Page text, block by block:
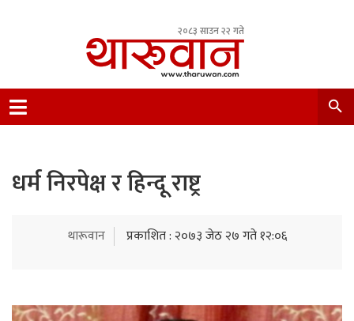
२०८३ साउन २२ गते
Nepal.
धर्म निरपेक्ष र हिन्दू राष्ट्र
थारूवान प्रकाशित : २०७३ जेठ २७ गते १२:०६